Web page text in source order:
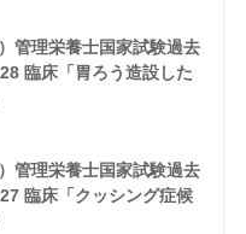
管理栄養士国家試験過去
臨床「胃ろう造設した
管理栄養士国家試験過去
臨床「クッシング症候